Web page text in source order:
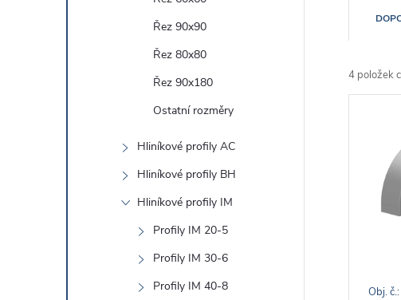
Řez 90x90
Řez 80x80
Řez 90x180
Ostatní rozměry
Hliníkové profily AC
Hliníkové profily BH
Hliníkové profily IM
Profily IM 20-5
Profily IM 30-6
Profily IM 40-8
a
z
4 položek
Obj.